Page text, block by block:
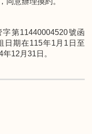
字第11440004520號函
日期在115年1 月 1 日至
年12 月 31 日。